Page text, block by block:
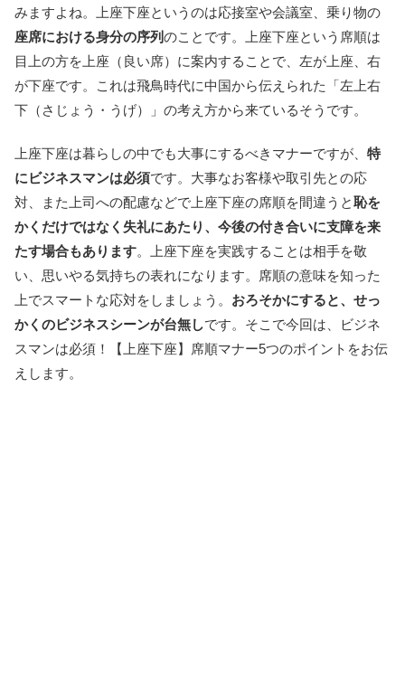
みますよね。上座下座というのは応接室や会議室、乗り物の
座席における身分の序列のことです。上座下座という席順は
目上の方を上座（良い席）に案内することで、左が上座、右
が下座です。これは飛鳥時代に中国から伝えられた「左上右
下（さじょう・うげ）」の考え方から来ているそうです。
上座下座は暮らしの中でも大事にするべきマナーですが、 特
にビジネスマンは必須です。大事なお客様や取引先との応
対、また上司への配慮などで上座下座の席順を間違うと恥を
かくだけではなく失礼にあたり、今後の付き合いに支障を来
たす場合もあります。上座下座を実践することは相手を敬
い、思いやる気持ちの表れになります。席順の意味を知った
上でスマートな応対をしましょう。 おろそかにすると、せっ
かくのビジネスシーンが台無しです。そこで今回は、ビジネ
スマンは必須！【上座下座】席順マナー5つのポイントをお伝
えします。